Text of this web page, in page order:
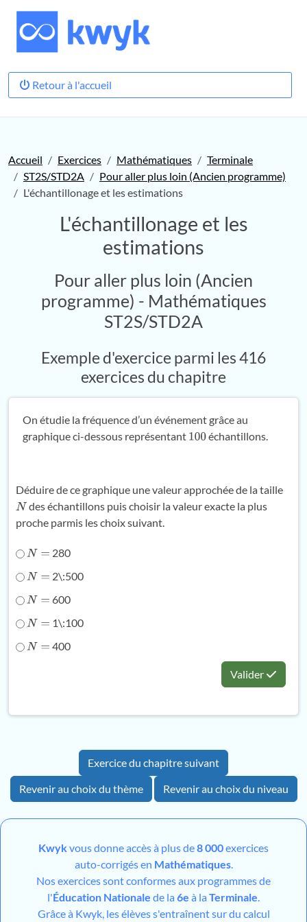
Retour à l'accueil
Accueil Exercices Mathématiques
Terminale
ST2S/STD2A
Pour aller plus loin (Ancien programme)
L'échantillonage et les estimations
L'échantillonage et les
estimations
Pour aller plus loin (Ancien
programme) - Mathématiques
ST2S/STD2A
Exemple d'exercice parmi les 416
exercices du chapitre
On étudie la fréquence d’un événement grâce au
graphique ci-dessous représentant 100échantillons.
Déduire de ce graphique une valeur approchée de la taille
N des échantillons puis choisir la valeur exacte la plus
proche parmis les choix suivant.
N= 280
N= 2\:500
N= 600
N= 1\:100
N= 400
Valider
Exercice du chapitre suivant
Revenir au choix du thème
Revenir au choix du niveau
Kwykvous donne accès à plus de8 000exercices
auto-corrigés en Mathématiques.
Nos exercices sont conformes aux programmes de
l'Éducation Nationale de la 6e à la Terminale
Grâce à Kwyk, les élèves s'entraînent sur du calcul